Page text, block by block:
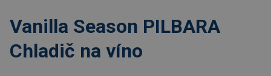
Vanilla Season PILBARA
Chladič na víno